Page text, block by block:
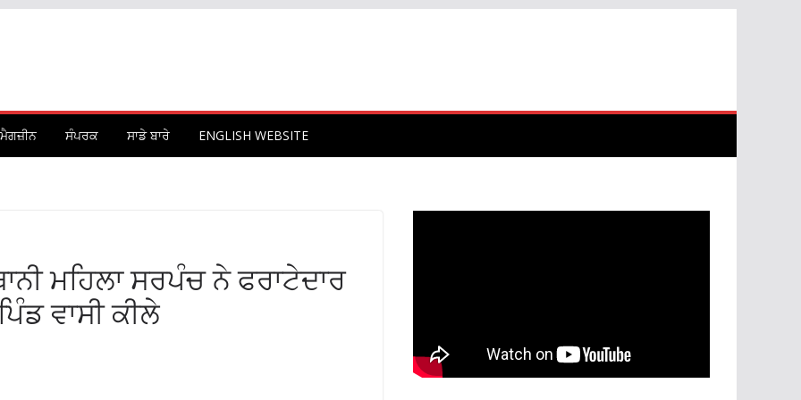
ਮੈਗਜ਼ੀਨ ਸੰਪਰਕ ਸਾਡੇ ਬਾਰੇ ENGLISH WEBSITE
ਮਹਿਲਾ ਸਰਪੰਚ ਨੇ ਫਰਾਟੇਦਾਰ
ਵਾਸੀ ਕੀਲੇ